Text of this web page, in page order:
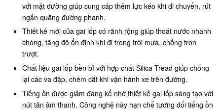
với mặt đường giúp cung cấp thêm lực kéo khi di chuyển, rút
ngắn quãng đường phanh.
Thiết kế mới của gai lốp có rãnh rộng giúp thoát nước nhanh
chóng, tăng độ ổn định khi đi trong trời mưa, chống trơn
trượt.
Chất liệu gai lốp bền bỉ với hợp chất Silica Tread giúp chống
lại các va đập, chém cắt khi vận hành xe trên đường.
Tiếng ồn được giảm đáng kể nhờ thiết kế gai lốp sáng tạo với
nút tản âm thanh. Công nghệ này hạn chế tương đối tiếng ồn